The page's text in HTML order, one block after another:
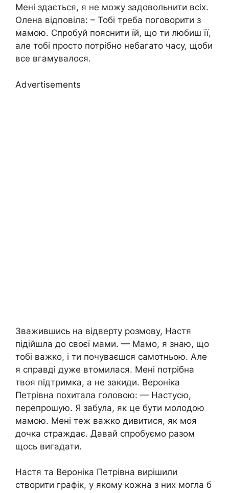
Мені здається, я не можу задовольнити всіх.
Олена відповіла: – Тобі треба поговорити з
мамою. Спробуй пояснити їй, що ти любиш її,
але тобі просто потрібно небагато часу, щоби
все вгамувалося.
Advertisements
Зважившись на відверту розмову, Настя
підійшла до своєї мами. — Мамо, я знаю, що
тобі важко, і ти почуваєшся самотньою. Але
я справді дуже втомилася. Мені потрібна
твоя підтримка, а не закиди. Вероніка
Петрівна похитала головою: — Настусю,
перепрошую. Я забула, як це бути молодою
мамою. Мені теж важко дивитися, як моя
дочка страждає. Давай спробуємо разом
щось вигадати.
Настя та Вероніка Петрівна вирішили
створити графік, у якому кожна з них могла б